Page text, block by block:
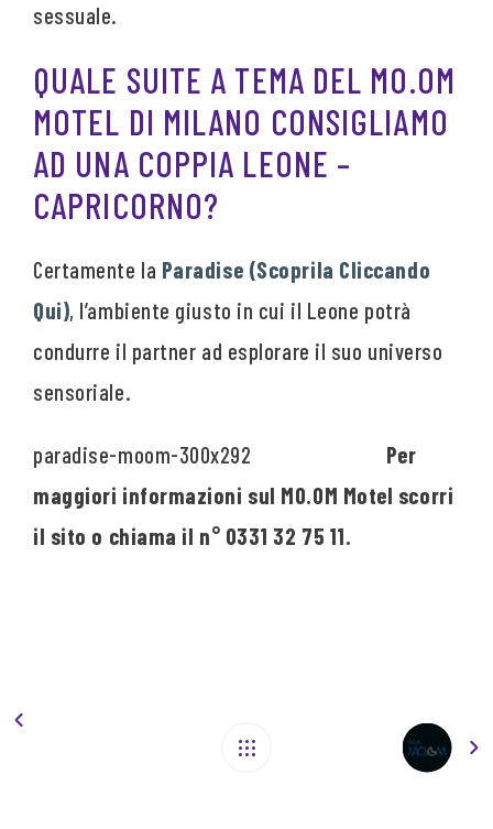
sessuale.
QUALE SUITE A TEMA DEL MO.OM
MOTEL DI MILANO CONSIGLIAMO
AD UNA COPPIA LEONE –
CAPRICORNO?
Certamente la Paradise (Scoprila Cliccando
Qui), l’ambiente giusto in cui il Leone potrà
condurre il partner ad esplorare il suo universo
sensoriale.
Per
maggiori informazioni sul MO.OM Motel scorri
il sito o chiama il n° 0331 32 75 11.